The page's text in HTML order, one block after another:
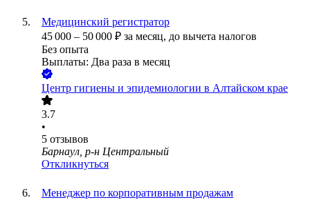
Медицинский регистратор
45 000 – 50 000 ₽ за месяц, до вычета налогов
Без опыта
Выплаты: Два раза в месяц
Центр гигиены и эпидемиологии в Алтайском крае
3.7
•
5 отзывов
Барнаул, р-н Центральный
Откликнуться
Менеджер по корпоративным продажам